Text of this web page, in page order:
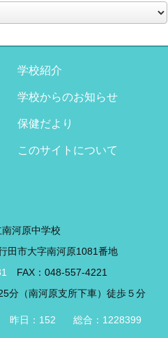
学校紹介
学校からのお知らせ
保健だより
このサイトについて
河原中学校
市大字南河原1081番地
FAX：048-557-4221
分（南河原支所下車）徒歩５分